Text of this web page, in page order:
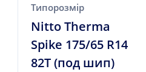
Типорозмір
Nitto Therma
Spike 175/65 R14
82T (под шип)